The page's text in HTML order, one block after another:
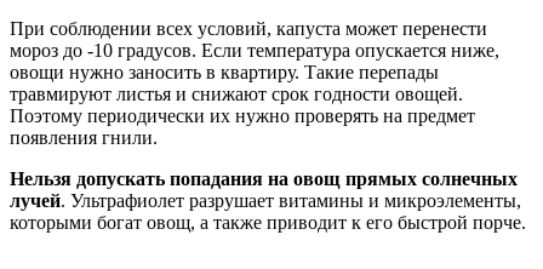
При соблюдении всех условий, капуста может перенести
мороз до -10 градусов. Если температура опускается ниже,
овощи нужно заносить в квартиру. Такие перепады
травмируют листья и снижают срок годности овощей.
Поэтому периодически их нужно проверять на предмет
появления гнили.
Нельзя допускать попадания на овощ прямых солнечных
лучей. Ультрафиолет разрушает витамины и микроэлементы,
которыми богат овощ, а также приводит к его быстрой порче.